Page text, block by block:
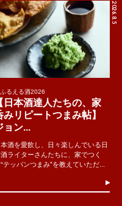
2026.8.5
るえる酒2026
日本酒達人たちの、家
みリピートつまみ帖】
ョン...
本酒を愛飲し、日々楽しんでいる日
ライターさんたちに、家でつく
テッパンつまみ”を教えていただ...